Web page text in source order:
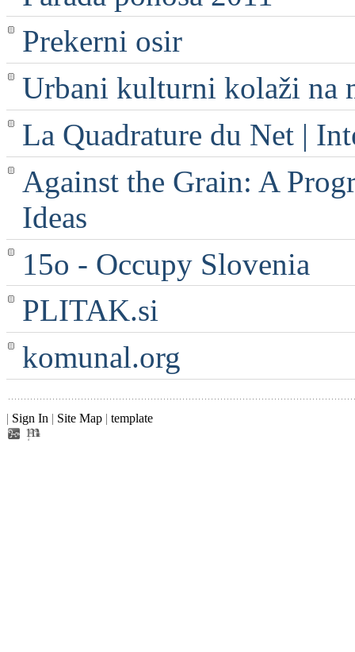
Prekerni osir
Urbani kulturni kolaži na
La Quadrature du Net |
Against the Grain: A
Ideas
15o - Occupy Slovenia
PLITAK.si
komunal.org
| Sign In | Site Map | template